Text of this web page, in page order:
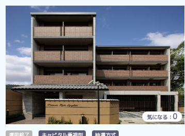
気になる： 0